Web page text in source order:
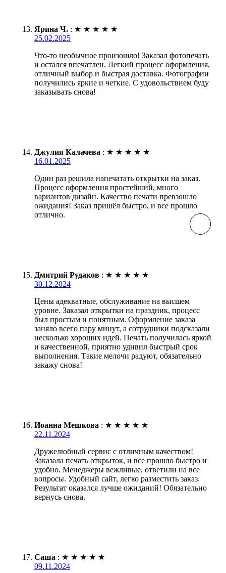
Ярина Ч. : ★ ★ ★ ★ ★
25.02.2025
Что-то необычное произошло! Заказал фотопечать
и остался впечатлен. Легкий процесс оформления,
отличный выбор и быстрая доставка. Фотографии
получились яркие и четкие. С удовольствием буду
заказывать снова!
Джулия Калачева : ★ ★ ★ ★ ★
16.01.2025
Один раз решила напечатать открытки на заказ.
Процесс оформления простейший, много
вариантов дизайн. Качество печати превзошло
ожидания! Заказ пришёл быстро, и все прошло
отлично.
Дмитрий Рудаков : ★ ★ ★ ★ ★
30.12.2024
Цены адекватные, обслуживание на высшем
уровне. Заказал открытки на праздник, процесс
был простым и понятным. Оформление заказа
заняло всего пару минут, а сотрудники подсказали
несколько хороших идей. Печать получилась яркой
и качественной, приятно удивил быстрый срок
выполнения. Такие мелочи радуют, обязательно
закажу снова!
Иоанна Мешкова : ★ ★ ★ ★ ★
22.11.2024
Дружелюбный сервис с отличным качеством!
Заказала печать открыток, и все прошло быстро и
удобно. Менеджеры вежливые, ответили на все
вопросы. Удобный сайт, легко разместить заказ.
Результат оказался лучше ожиданий! Обязательно
вернусь снова.
Саша : ★ ★ ★ ★ ★
09.11.2024